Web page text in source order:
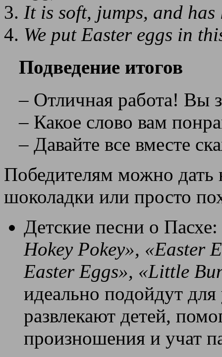
It is soft, jumps, and
We put Easter eggs in
Подведение итогов
– Отличная работа! Вы
– Какое слово вам
– Давайте все вместе
Победителям можно дать
шоколадки или просто
Детские песни о Пасхе:
Hokey Pokey», «Easter
Easter Eggs», «Little
идеально подойдут
развлекают детей,
произношения и учат